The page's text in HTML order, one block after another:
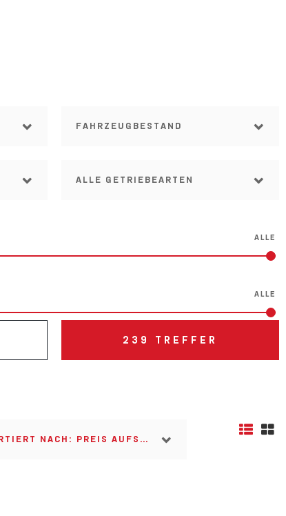
FAHRZEUGBESTAND
ALLE GETRIEBEARTEN
239 TREFFER
SORTIERT NACH: PREIS AUFSTEIGEND